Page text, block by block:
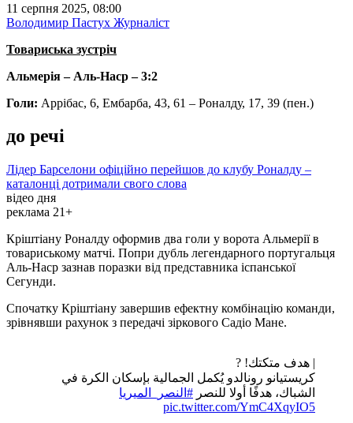
11 серпня 2025, 08:00
Володимир Пастух Журналіст
Товариська зустріч
Альмерія – Аль-Наср – 3:2
Голи: Аррібас, 6, Ембарба, 43, 61 – Роналду, 17, 39 (пен.)
до речі
Лідер Барселони офіційно перейшов до клубу Роналду –
каталонці дотримали свого слова
відео дня
Play
Video